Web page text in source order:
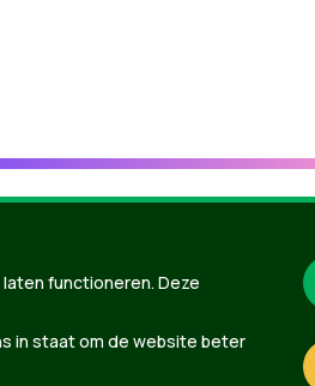
functioneren. Deze
in staat om de website beter